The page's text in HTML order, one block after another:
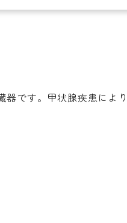
です。甲状腺疾患によ